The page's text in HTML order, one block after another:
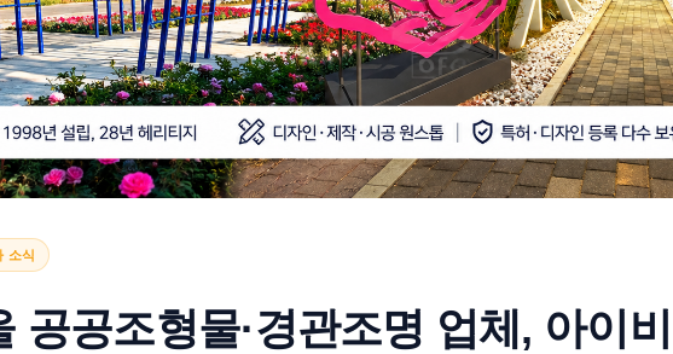
소식
공공조형물·경관조명 업체, 아이